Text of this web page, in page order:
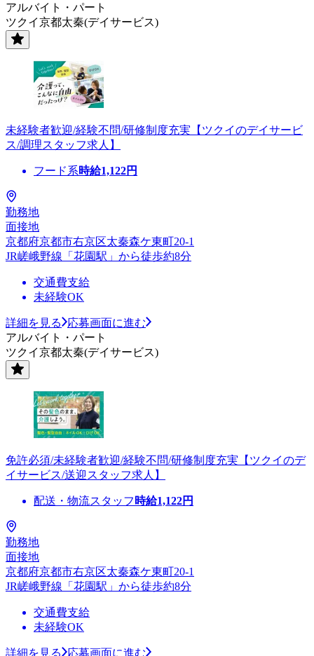
アルバイト・パート
ツクイ京都太秦(デイサービス)
未経験者歓迎/経験不問/研修制度充実【ツクイのデイサービ
ス/調理スタッフ求人】
フード系時給1,122円
勤務地
面接地
京都府京都市右京区太秦森ケ東町20-1
JR嵯峨野線「花園駅」から徒歩約8分
交通費支給
未経験OK
詳細を見る
応募画面に進む
アルバイト・パート
ツクイ京都太秦(デイサービス)
免許必須/未経験者歓迎/経験不問/研修制度充実【ツクイのデ
イサービス/送迎スタッフ求人】
配送・物流スタッフ 時給1,122円
勤務地
面接地
京都府京都市右京区太秦森ケ東町20-1
JR嵯峨野線「花園駅」から徒歩約8分
交通費支給
未経験OK
詳細を見る 応募画面に進む